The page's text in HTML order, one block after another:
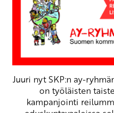
Juuri nyt SKP:n ay-
on työläisten
kampanjointi